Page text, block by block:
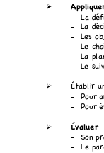
! Appliq
-
La déf
-
La déc
-
Les ob
-
Le cho
-
La pla
-
Le suiv
! Établir
-
Pour a
-
Pour é
! Évaluer
- Son pr
-
Le par